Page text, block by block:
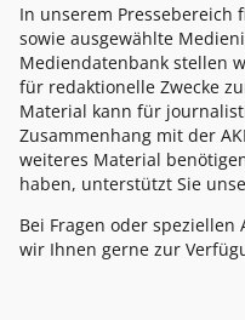
In unserem Pressebereich
sowie ausgewählte
Mediendatenbank stellen
für redaktionelle Zwecke
Material kann für
Zusammenhang mit der
weiteres Material
haben, unterstützt Sie
Bei Fragen oder
wir Ihnen gerne zur